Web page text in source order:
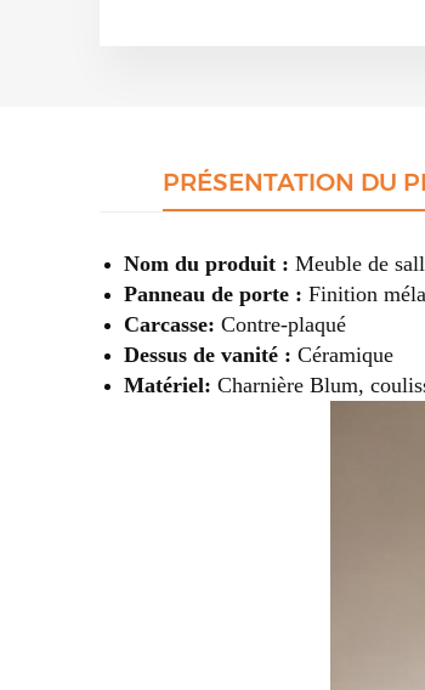
PRÉSENTATION DU
Nom du produit : Meuble de
Panneau de porte : Finition
Carcasse: Contre-plaqué
Dessus de vanité : Céramique
Matériel: Charnière Blum,